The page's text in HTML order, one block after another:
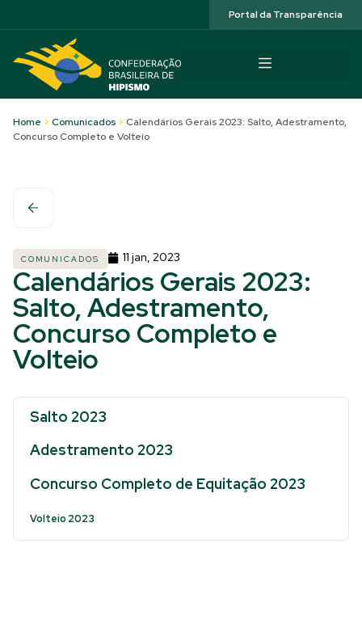
Portal da Transparência
Home > Comunicados > Calendários Gerais 2023: Salto, Adestramento,
Concurso Completo e Volteio
COMUNICADOS 11 jan, 2023
Calendários Gerais 2023:
Salto, Adestramento,
Concurso Completo e
Volteio
Salto 2023
Adestramento 2023
Concurso Completo de Equitação 2023
Volteio 2023